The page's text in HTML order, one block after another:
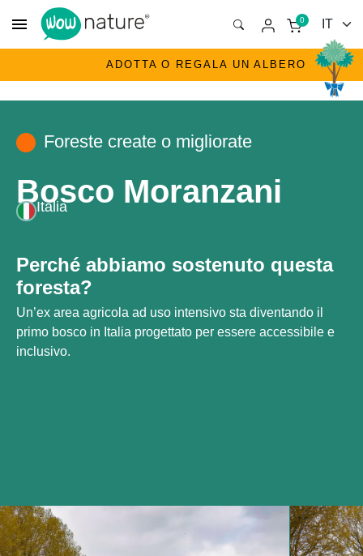
menu 0
ADOTTA O REGALA UN ALBERO
Foreste create o migliorate
Bosco Moranzani
Italia
Perché abbiamo sostenuto questa
foresta?
Un’ex area agricola ad uso intensivo sta diventando il
primo bosco in Italia progettato per essere accessibile e
inclusivo.